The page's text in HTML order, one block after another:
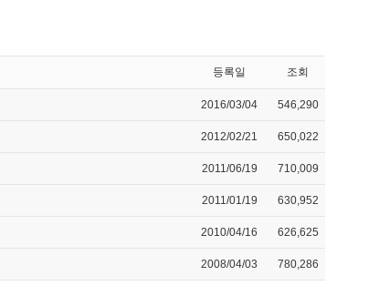
등록일 조회
2016/03/04 546,290
2012/02/21 650,022
2011/06/19 710,009
2011/01/19 630,952
2010/04/16 626,625
2008/04/03 780,286